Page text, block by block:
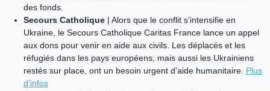
des fonds.
Secours Catholique| Alors que le conflit s’intensifie en
Ukraine, le Secours Catholique Caritas France lance un appel
aux dons pour venir en aide aux civils. Les déplacés et les
réfugiés dans les pays européens, mais aussi les Ukrainiens
restés sur place, ont un besoin urgent d’aide humanitaire. Plus
d’infos